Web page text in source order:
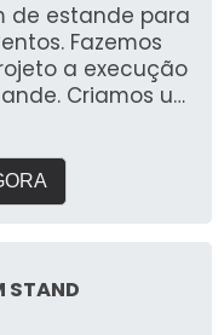
de estande para
Fazemos
a execução
Criamos um
e entregar o
expor em
a qualidade
STAND